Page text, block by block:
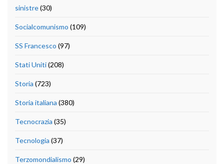
sinistre(30)
Socialcomunismo (109)
SS Francesco (97)
Stati Uniti(208)
Storia (723)
Storia italiana (380)
Tecnocrazia (35)
Tecnologia (37)
Terzomondialismo (29)